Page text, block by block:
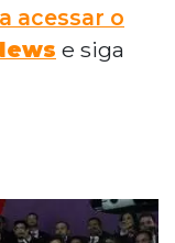
acessar o
e siga